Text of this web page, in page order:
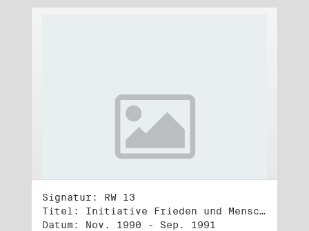
Signatur: RW 13
Titel: Initiative Frieden und Menschenrechte (3)
Datum: Nov. 1990 - Sep. 1991